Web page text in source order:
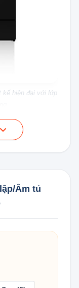
kế hiện đại với lớp
tối giản với
Âm tủ